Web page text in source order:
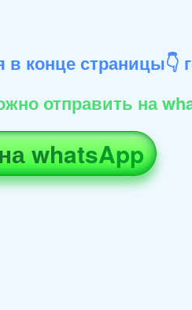
в конце
отправить на
whatsApp